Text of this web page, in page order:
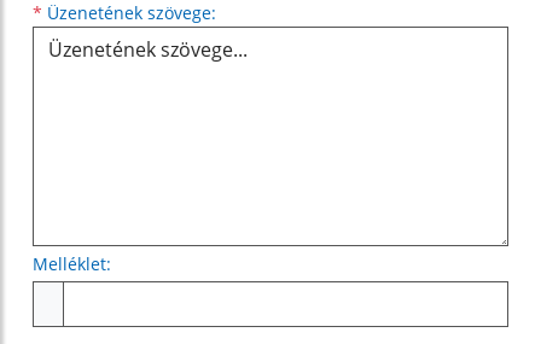
* Üzenetének szövege:
Melléklet: